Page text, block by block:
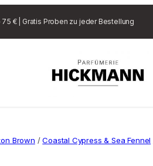
€ | Gratis Proben zu jeder Bestellung
Brown /Coastal Cypress & Sea Fennel